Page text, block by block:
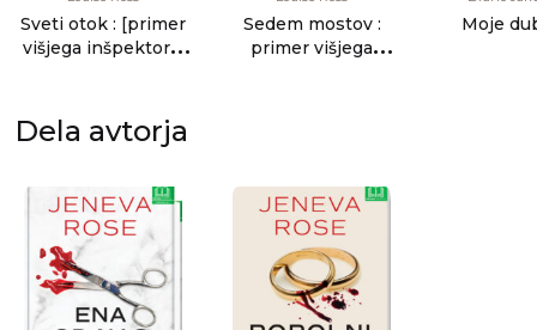
Sveti otok : [primer
višjega inšpektorja
Sedem mostov :
primer višjega
Moje
Dela avtorja